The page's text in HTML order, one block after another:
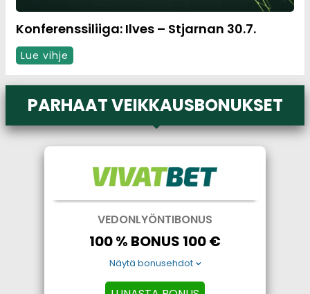
Konferenssiliiga: Ilves – Stjarnan 30.7.
Lue vihje
PARHAAT VEIKKAUSBONUKSET
VEDONLYÖNTIBONUS
100 % BONUS 100 €
Näytä bonusehdot